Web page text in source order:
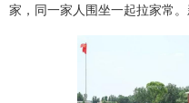
家，同一家人围坐一起拉家常